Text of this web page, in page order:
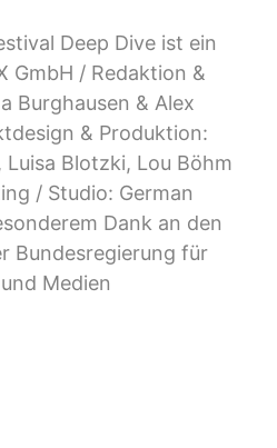
Deep Dive ist ein
GmbH / Redaktion &
Burghausen & Alex
& Produktion:
Blotzki, Lou Böhm
/ Studio: German
Dank an den
Bundesregierung für
Medien